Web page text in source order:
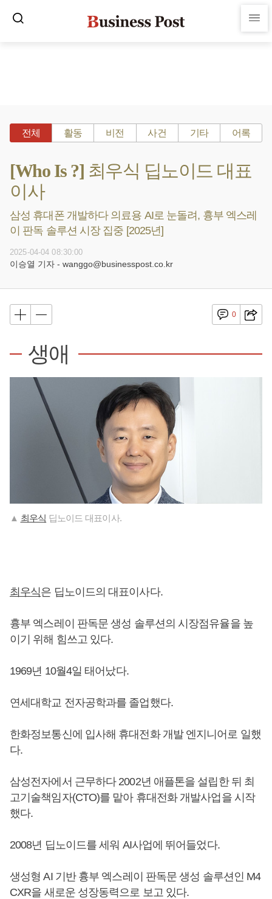
전체 활동 비전 사건 기타 어록
[Who Is ?] 최우식 딥노이드 대표
이사
삼성 휴대폰 개발하다 의료용 AI로 눈돌려, 흉부 엑스레
이 판독 솔루션 시장 집중 [2025년]
2025-04-04 08:30:00
이승열 기자 - wanggo@businesspost.co.kr
0
생애
▲ 최우식 딥노이드 대표이사.
최우식은 딥노이드의 대표이사다.
흉부 엑스레이 판독문 생성 솔루션의 시장점유율을 높
이기 위해 힘쓰고 있다.
1969년 10월4일 태어났다.
연세대학교 전자공학과를 졸업했다.
한화정보통신에 입사해 휴대전화 개발 엔지니어로 일했
다.
삼성전자에서 근무하다 2002년 애플톤을 설립한 뒤 최
고기술책임자(CTO)를 맡아 휴대전화 개발사업을 시작
했다.
2008년 딥노이드를 세워 AI사업에 뛰어들었다.
생성형 AI 기반 흉부 엑스레이 판독문 생성 솔루션인 M4
CXR을 새로운 성장동력으로 보고 있다.